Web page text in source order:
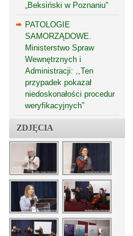
„Beksiński w Poznaniu”
PATOLOGIE
SAMORZĄDOWE.
Ministerstwo Spraw
Wewnętrznych i
Administracji: ,,Ten
przypadek pokazał
niedoskonałości procedur
weryfikacyjnych”
ZDJĘCIA